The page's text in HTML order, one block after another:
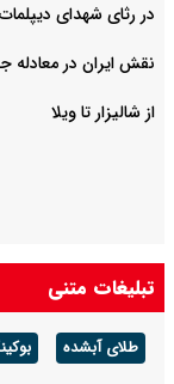
در رثای شهدای
نقش ایران در معادله
از شالیزار تا ویلا
تبلیغات متنی
طلای آبشده